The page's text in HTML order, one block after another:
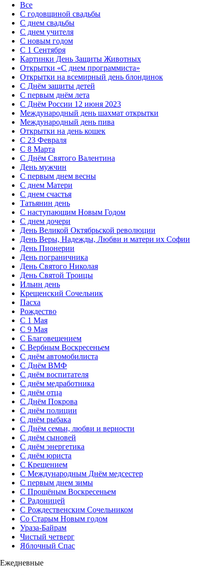
Все
С годовщиной свадьбы
С днем свадьбы
С днем учителя
С новым годом
С 1 Сентября
Картинки День Защиты Животных
Открытки «‎С днем программиста»‎
Открытки на всемирный день блондинок
С Днём защиты детей
С первым днём лета
С Днём России 12 июня 2023
Международный день шахмат открытки
Международный день пива
Открытки на день кошек
С 23 Февраля
С 8 Марта
С Днём Святого Валентина
День мужчин
С первым днем весны
С днем Матери
C днем счастья
Татьянин день
C наступающим Новым Годом
C днем дочери
День Великой Октябрьской революции
День Веры, Надежды, Любви и матери их Софии
День Пионерии
День пограничника
День Святого Николая
День Святой Троицы
Ильин день
Крещенский Сочельник
Пасха
Рождество
С 1 Мая
С 9 Мая
С Благовещением
С Вербным Воскресеньем
С днём автомобилиста
С Днём ВМФ
С днём воспитателя
С днём медработника
С днём отца
С Днём Покрова
С днём полиции
С днём рыбака
С Днём семьи, любви и верности
С днём сыновей
С днём энергетика
С днём юриста
С Крещением
С Международным Днём медсестер
С первым днем зимы
С Прощёным Воскресеньем
С Радоницей
С Рождественским Сочельником
Со Старым Новым годом
Ураза-Байрам
Чистый четверг
Яблочный Спас
Ежедневные